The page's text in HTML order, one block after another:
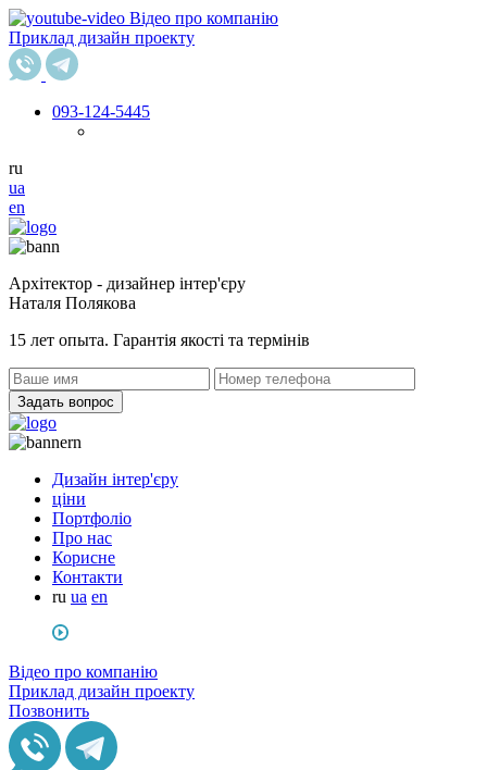
Відео про компанію
Приклад дизайн проекту
093-124-5445
ru
ua
en
Архітектор - дизайнер інтер'єру
Наталя Полякова
15 лет опыта. Гарантія якості та термінів
Задать вопрос
Дизайн інтер'єру
ціни
Портфоліо
Про нас
Корисне
Контакти
ru ua en
Відео про компанію
Приклад дизайн проекту
Позвонить